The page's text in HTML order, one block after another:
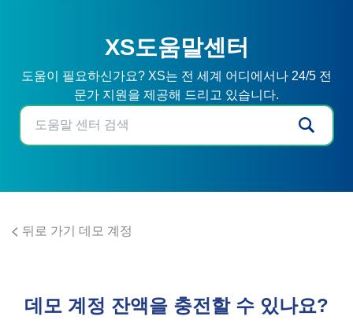
XS도움말센터
도움이 필요하신가요? XS는 전 세계 어디에서나 24/5 전
문가 지원을 제공해 드리고 있습니다.
뒤로 가기 데모 계정
데모 계정 잔액을 충전할 수 있나요?